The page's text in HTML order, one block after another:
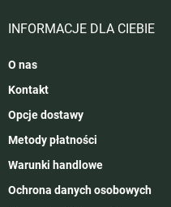
INFORMACJE DLA CIEBIE
O nas
Kontakt
Opcje dostawy
Metody płatności
Warunki handlowe
Ochrona danych osobowych